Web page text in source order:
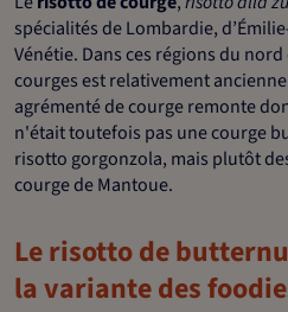
spécialités de Lombardie,
Vénétie. Dans ces régions du
courges est relativement
agrémenté de courge remonte
n'était toutefois pas une courge
risotto gorgonzola, mais plutôt
courge de Mantoue.
Le risotto de
la variante des